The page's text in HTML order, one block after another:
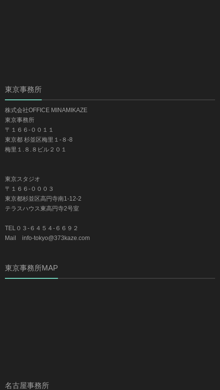
東京事務所
株式会社OFFICE MINAMIKAZE
東京事務所
〒１６６-００１１
東京都 杉並区梅里１-８-8
梅里１.８.８ビル２０１
東京スタジオ
〒１６６-０００３
東京都杉並区高円寺南1-12-2
テラスハウス東高円寺2号室
TEL０３-６４５４-６６９２
Mail info-tokyo@373kaze.com
東京事務所MAP
名古屋事務所